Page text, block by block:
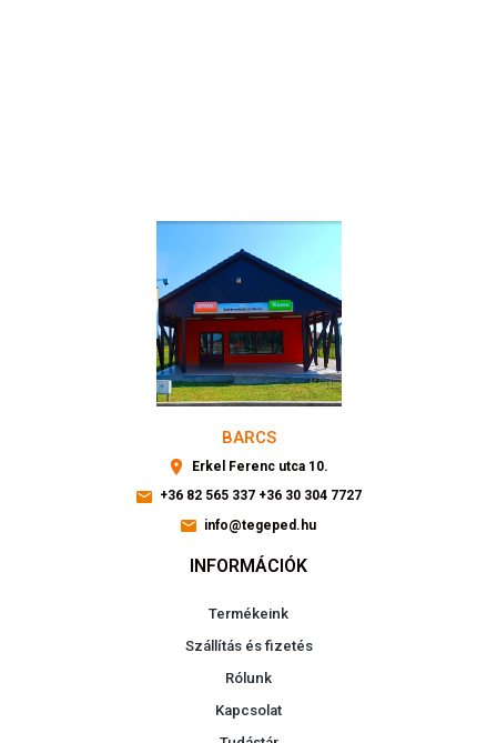
BARCS
Erkel Ferenc utca 10.
+36 82 565 337 +36 30 304 7727
info@tegeped.hu
INFORMÁCIÓK
Termékeink
Szállítás és fizetés
Rólunk
Kapcsolat